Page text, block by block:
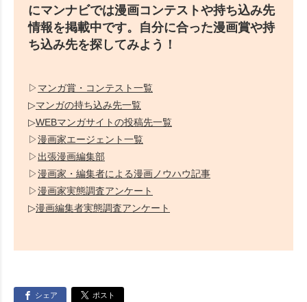
にマンナビでは漫画コンテストや持ち込み先
情報を掲載中です。自分に合った漫画賞や持
ち込み先を探してみよう！
▷ マンガ賞・コンテスト一覧
▷マンガの持ち込み先一覧
▷WEBマンガサイトの投稿先一覧
▷漫画家エージェント一覧
▷ 出張漫画編集部
▷漫画家・編集者による漫画ノウハウ記事
▷漫画家実態調査アンケート
▷漫画編集者実態調査アンケート
シェア ポスト